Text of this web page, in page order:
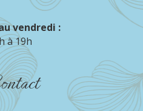
vendredi :
à 19h